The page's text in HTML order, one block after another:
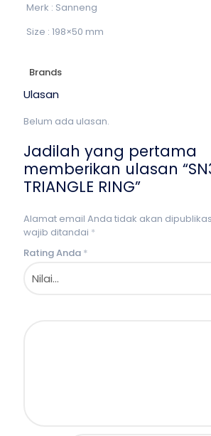
Merk : Sanneng
Size : 198×50 mm
Brands
Ulasan
Belum ada ulasan.
Jadilah yang pertama
memberikan ulasan
TRIANGLE RING”
Alamat email Anda tidak akan
wajib ditandai *
Rating Anda *